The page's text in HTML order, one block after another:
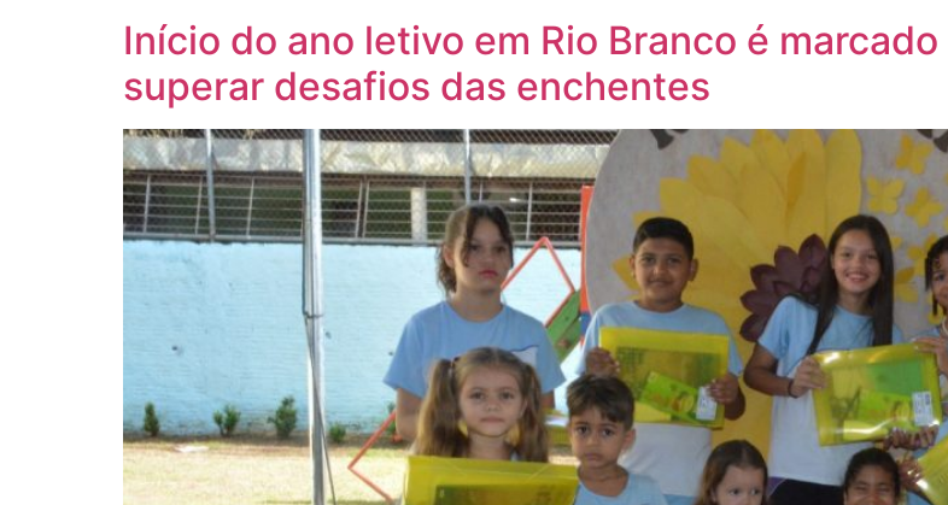
Início do ano letivo em Rio Branco é
superar desafios das enchentes